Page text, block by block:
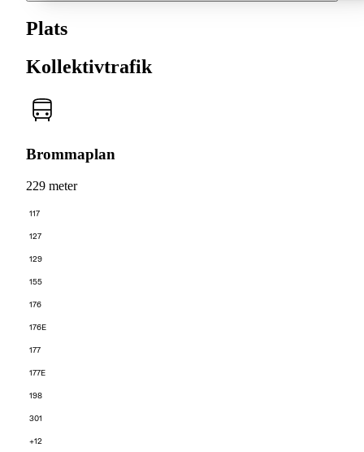
Plats
Kollektivtrafik
Brommaplan
229 meter
117
127
129
155
176
176E
177
177E
198
301
+12